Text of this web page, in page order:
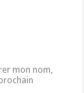
mon nom,